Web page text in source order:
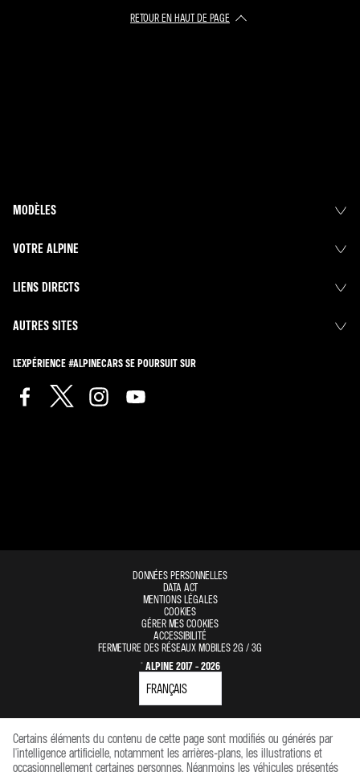
RETOUR EN HAUT DE PAGE​
MODÈLES
VOTRE ALPINE
LIENS DIRECTS
AUTRES SITES
L'EXPÉRIENCE #ALPINECARS SE POURSUIT SUR
DONNÉES PERSONNELLES
DATA ACT
MENTIONS LÉGALES
COOKIES
GÉRER MES COOKIES
ACCESSIBILITÉ
FERMETURE DES RÉSEAUX MOBILES 2G / 3G
© ALPINE 2017 - 2026
Certains éléments du contenu de cette page sont modifiés ou générés par
l'intelligence artificielle, notamment les arrières-plans, les illustrations et
occasionnellement certaines personnes. Néanmoins les véhicules présentés